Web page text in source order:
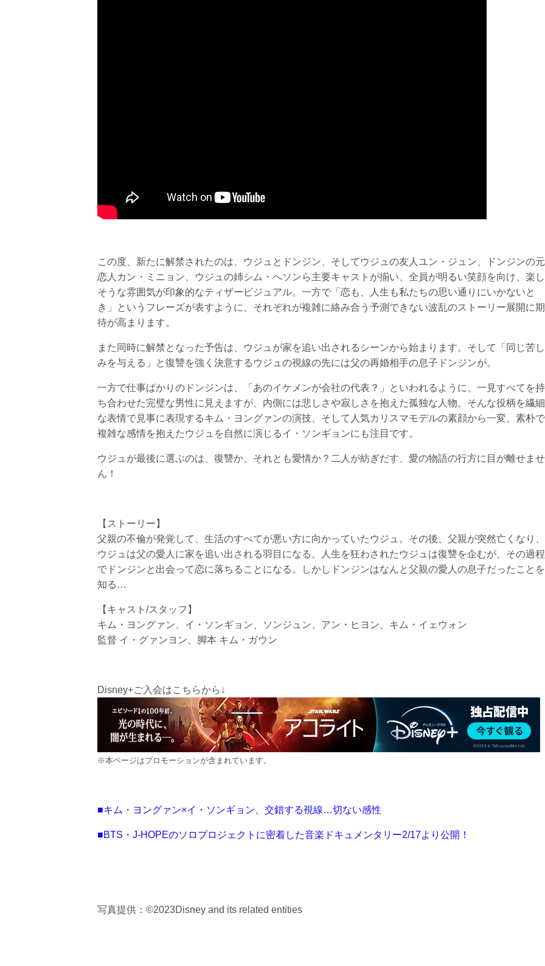
この度、新たに解禁されたのは、ウジュとドンジン、そしてウジュの友人ユン・ジュン、ドンジンの元
恋人カン・ミニョン、ウジュの姉シム・へソンら主要キャストが揃い、全員が明るい笑顔を向け、楽し
そうな雰囲気が印象的なティザービジュアル。一方で「恋も、人生も私たちの思い通りにいかないと
き」というフレーズが表すように、それぞれが複雑に絡み合う予測できない波乱のストーリー展開に期
待が高まります。
また同時に解禁となった予告は、ウジュが家を追い出されるシーンから始まります。そして「同じ苦し
みを与える」と復讐を強く決意するウジュの視線の先には父の再婚相手の息子ドンジンが。
一方で仕事ばかりのドンジンは、「あのイケメンが会社の代表？」といわれるように、一見すべてを持
ち合わせた完璧な男性に見えますが、内側には悲しさや寂しさを抱えた孤独な人物。そんな役柄を繊細
な表情で見事に表現するキム・ヨングァンの演技、そして人気カリスマモデルの素顔から一変、素朴で
複雑な感情を抱えたウジュを自然に演じるイ・ソンギョンにも注目です。
ウジュが最後に選ぶのは、復讐か、それとも愛情か？二人が紡ぎだす、愛の物語の行方に目が離せませ
ん！
【ストーリー】
父親の不倫が発覚して、生活のすべてが悪い方に向かっていたウジュ。その後、父親が突然亡くなり、
ウジュは父の愛人に家を追い出される羽目になる。人生を狂わされたウジュは復讐を企むが、その過程
でドンジンと出会って恋に落ちることになる。しかしドンジンはなんと父親の愛人の息子だったことを
知る…
【キャスト/スタッフ】
キム・ヨングァン、イ・ソンギョン、ソンジュン、アン・ヒヨン、キム・イェウォン
監督 イ・グァンヨン、脚本 キム・ガウン
Disney+ご入会はこちらから↓
※本ページはプロモーションが含まれています。
■キム・ヨングァン×イ・ソンギョン、交錯する視線…切ない感性
■BTS・J-HOPEのソロプロジェクトに密着した音楽ドキュメンタリー2/17より公開！
写真提供：©2023Disney and its related entities